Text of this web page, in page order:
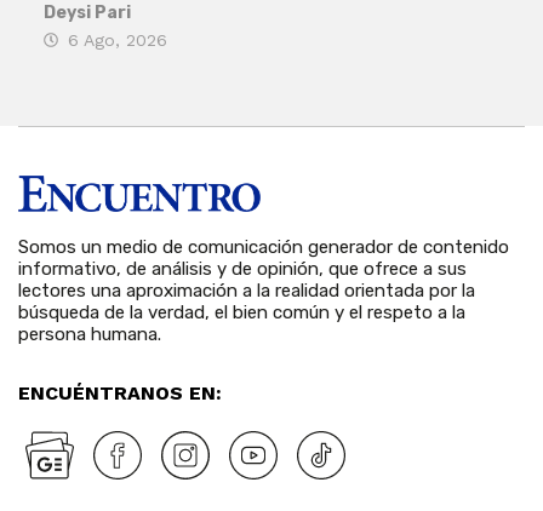
Deysi Pari
6 Ago, 2026
Somos un medio de comunicación generador de contenido
informativo, de análisis y de opinión, que ofrece a sus
lectores una aproximación a la realidad orientada por la
búsqueda de la verdad, el bien común y el respeto a la
persona humana.
ENCUÉNTRANOS EN: